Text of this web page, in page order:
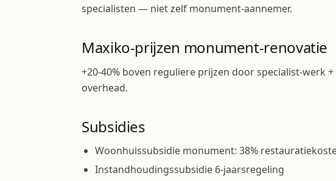
specialisten — niet zelf monument-aannemer.
Maxiko-prijzen monument-renovatie
+20-40% boven reguliere prijzen door specialist-werk
overhead.
Subsidies
Woonhuissubsidie monument: 38%
Instandhoudingssubsidie 6-jaarsregeling